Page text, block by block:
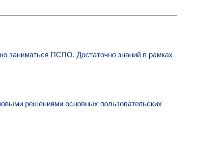
заниматься ПСПО. Достаточно знаний в рамках
решениями основных пользовательских